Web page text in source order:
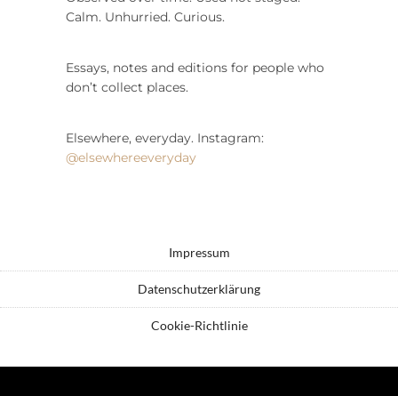
Calm. Unhurried. Curious.
Essays, notes and editions for people who
don’t collect places.
Elsewhere, everyday. Instagram:
@elsewhereeveryday
Impressum
Datenschutzerklärung
Cookie-Richtlinie